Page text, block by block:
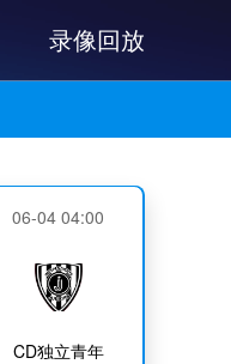
录像回放
06-04 04:00
CD独立青年